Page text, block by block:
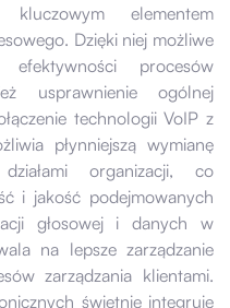
elementem
Dzięki niej możliwe
procesów
usprawnienie ogólnej
technologii VoIP z
płynniejszą wymianę
organizacji, co
i jakość podejmowanych
głosowej i danych w
na lepsze zarządzanie
zarządzania klientami.
świetnie integruje